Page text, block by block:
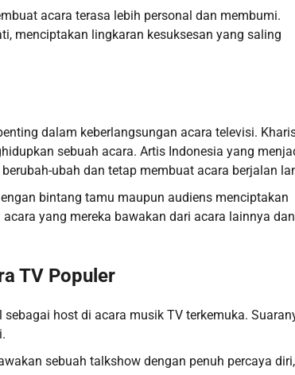
acara terasa lebih personal dan membumi.
menciptakan lingkaran kesuksesan yang saling
dalam keberlangsungan acara televisi.
sebuah acara. Artis Indonesia yang
ubah dan tetap membuat acara berjalan
bintang tamu maupun audiens menciptakan
yang mereka bawakan dari acara lainnya dan
TV Populer
host di acara musik TV terkemuka.
sebuah talkshow dengan penuh percaya diri,